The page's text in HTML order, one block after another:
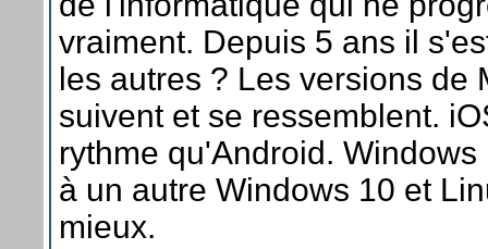
vraiment. Depuis 5 ans il
les autres ? Les versions de
suivent et se ressemblent.
rythme qu'Android.
à un autre Windows 10 et
mieux.